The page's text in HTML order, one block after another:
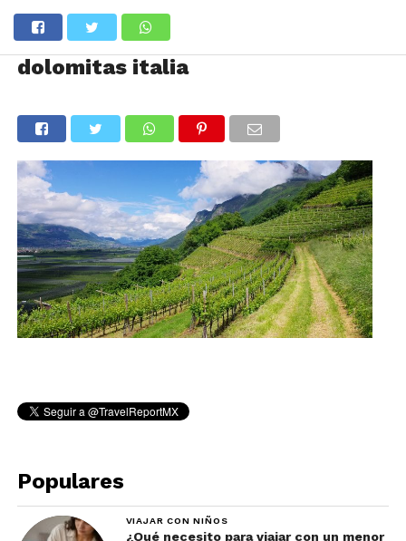
dolomitas italia
Populares
VIAJAR CON NIÑOS
¿Qué necesito para viajar con un menor